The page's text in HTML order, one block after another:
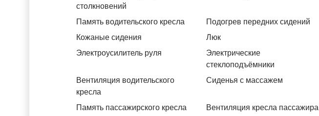
столкновений
Память водительского кресла
Подогрев передних сидений
Кожаные сидения
Люк
Электроусилитель руля
Электрические
стеклоподъёмники
Вентиляция водительского
кресла
Сиденья с массажем
Память пассажирского кресла
Вентиляция кресла пассажира